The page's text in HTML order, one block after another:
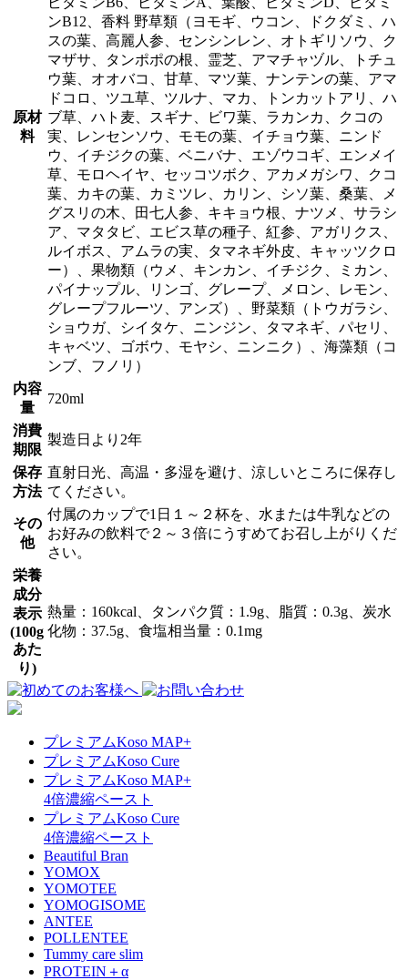
原材
料
ンB12、香料 野草類（ヨモギ、ウコン、ドクダミ、ハ
スの葉、高麗人参、センシンレン、オトギリソウ、ク
マザサ、タンポポの根、霊芝、アマチャヅル、トチュ
ウ葉、オオバコ、甘草、マツ葉、ナンテンの葉、アマ
ドコロ、ツユ草、ツルナ、マカ、トンカットアリ、ハ
ブ草、ハト麦、スギナ、ビワ葉、ラカンカ、クコの
実、レンセンソウ、モモの葉、イチョウ葉、ニンド
ウ、イチジクの葉、ベニバナ、エゾウコギ、エンメイ
草、モロヘイヤ、セッコツボク、アカメガシワ、クコ
葉、カキの葉、カミツレ、カリン、シソ葉、桑葉、メ
グスリの木、田七人参、キキョウ根、ナツメ、サラシ
ア、マタタビ、エビス草の種子、紅参、アガリクス、
ルイボス、アムラの実、タマネギ外皮、キャッツクロ
ー）、果物類（ウメ、キンカン、イチジク、ミカン、
パイナップル、リンゴ、グレープ、メロン、レモン、
グレープフルーツ、アンズ）、野菜類（トウガラシ、
ショウガ、シイタケ、ニンジン、タマネギ、パセリ、
キャベツ、ゴボウ、モヤシ、ニンニク）、海藻類（コ
ンブ、フノリ）
内容
量
720ml
消費
期限
製造日より2年
保存
方法
直射日光、高温・多湿を避け、涼しいところに保存し
てください。
その
他
付属のカップで1日１～２杯を、水または牛乳などの
お好みの飲料で２～３倍にうすめてお召し上がりくだ
さい。
栄養
成分
表示
(100g
あた
り)
熱量：160kcal、タンパク質：1.9g、脂質：0.3g、炭水
化物：37.5g、食塩相当量：0.1mg
プレミアムKoso MAP+
プレミアムKoso Cure
プレミアムKoso MAP+
4倍濃縮ペースト
プレミアムKoso Cure
4倍濃縮ペースト
Beautiful Bran
YOMOX
YOMOTEE
YOMOGISOME
ANTEE
POLLENTEE
Tummy care slim
PROTEIN＋α